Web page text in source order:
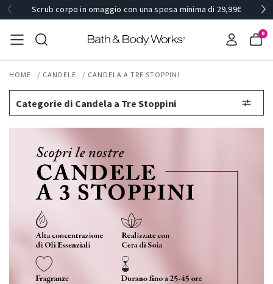
Scrub corpo in omaggio con una spesa minima di 29,99€
0
HOME CANDELE CANDELA A TRE STOPPINI
Categorie di Candela a Tre Stoppini